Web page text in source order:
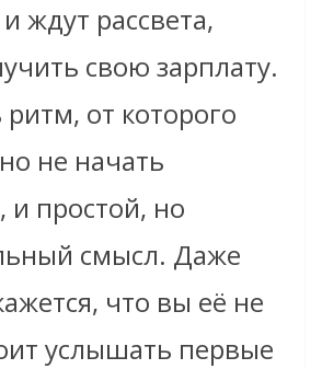
ждут рассвета,
свою зарплату.
ритм, от которого
не начать
и простой, но
смысл. Даже
что вы её не
услышать первые